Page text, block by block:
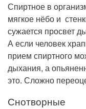
Спиртное в
мягкое нёбо и
сужается просвет
А если человек
прием спиртного
дыхания, а
это. Сложно
Снотворные